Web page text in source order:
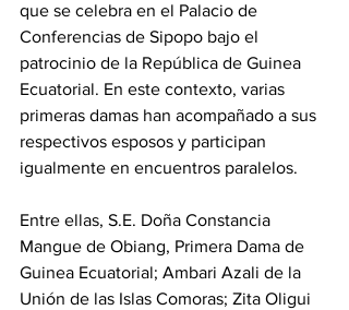
que se celebra en el Palacio de
Conferencias de Sipopo bajo el
patrocinio de la República de Guinea
Ecuatorial. En este contexto, varias
primeras damas han acompañado a sus
respectivos esposos y participan
igualmente en encuentros paralelos.
Entre ellas, S.E. Doña Constancia
Mangue de Obiang, Primera Dama de
Guinea Ecuatorial; Ambari Azali de la
Unión de las Islas Comoras; Zita Oligui